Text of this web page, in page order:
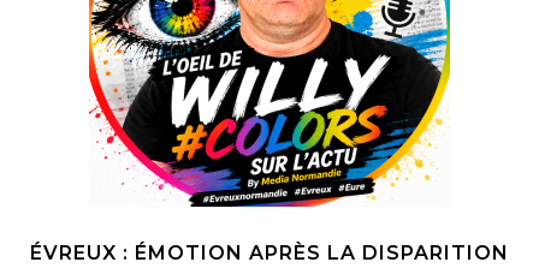
ÉVREUX : ÉMOTION APRÈS LA DISPARITION